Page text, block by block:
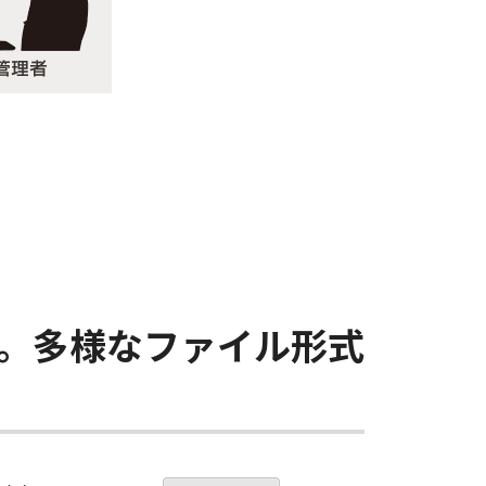
多様なファイル形式